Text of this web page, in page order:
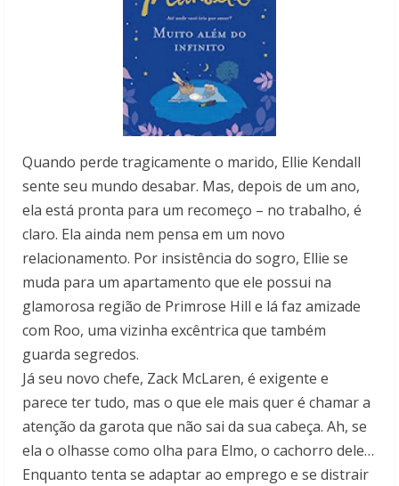
Quando perde tragicamente o marido, Ellie Kendall
sente seu mundo desabar. Mas, depois de um ano,
ela está pronta para um recomeço – no trabalho, é
claro. Ela ainda nem pensa em um novo
relacionamento. Por insistência do sogro, Ellie se
muda para um apartamento que ele possui na
glamorosa região de Primrose Hill e lá faz amizade
com Roo, uma vizinha excêntrica que também
guarda segredos.
Já seu novo chefe, Zack McLaren, é exigente e
parece ter tudo, mas o que ele mais quer é chamar a
atenção da garota que não sai da sua cabeça. Ah, se
ela o olhasse como olha para Elmo, o cachorro dele…
Enquanto tenta se adaptar ao emprego e se distrair